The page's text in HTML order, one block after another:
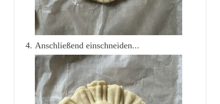
Anschließend einschneiden...